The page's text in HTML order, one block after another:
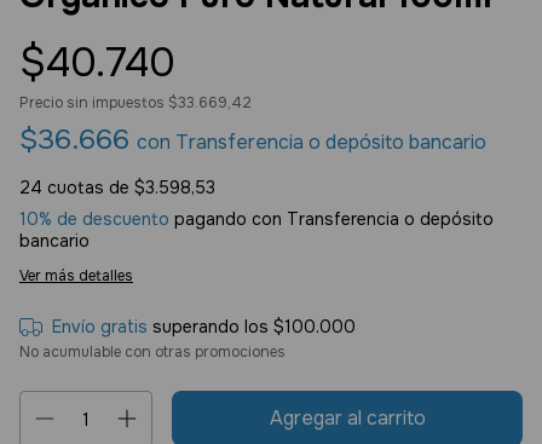
$40.740
Precio sin impuestos $33.669,42
$36.666 con Transferencia o depósito bancario
24 cuotas de $3.598,53
10% de descuento pagando con Transferencia o depósito
bancario
Ver más detalles
Envío gratis superando los $100.000
No acumulable con otras promociones